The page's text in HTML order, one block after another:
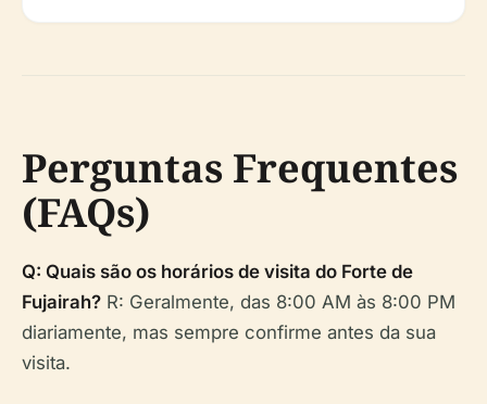
Perguntas Frequentes
(FAQs)
Q: Quais são os horários de visita do Forte de
Fujairah? R: Geralmente, das 8:00 AM às 8:00 PM
diariamente, mas sempre confirme antes da sua
visita.